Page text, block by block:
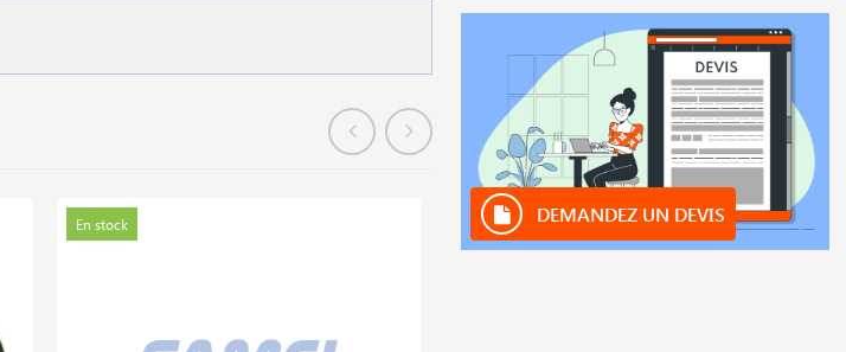
En stock En stock DEMANDEZ UN DEVIS